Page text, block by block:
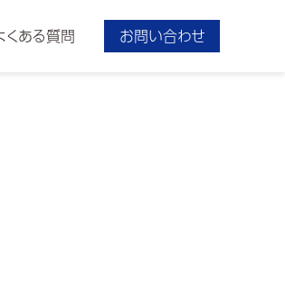
くある質問 お問い合わせ